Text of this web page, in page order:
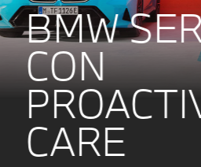
BMW
CON
CARE